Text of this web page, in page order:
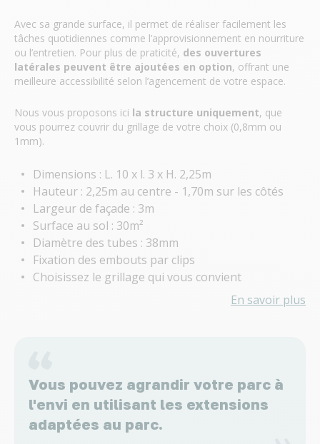
Avec sa grande surface, il permet de réaliser facilement les
tâches quotidiennes comme l’approvisionnement en nourriture
ou l’entretien. Pour plus de praticité, des ouvertures
latérales peuvent être ajoutées en option, offrant une
meilleure accessibilité selon l’agencement de votre espace.
Nous vous proposons ici la structure uniquement, que
vous pourrez couvrir du grillage de votre choix (0,8mm ou
1mm).
Dimensions : L. 10 x l. 3 x H. 2,25m
Hauteur : 2,25m au centre - 1,70m sur les côtés
Largeur de façade : 3m
Surface au sol : 30m²
Diamètre des tubes : 38mm
Fixation des embouts par clips
Choisissez le grillage qui vous convient
En savoir plus
Vous pouvez agrandir votre parc à
l'envi en utilisant les extensions
adaptées au parc.